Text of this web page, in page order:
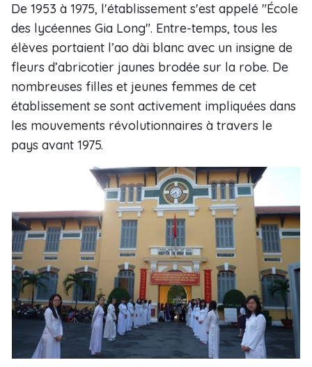
De 1953 à 1975, l'établissement s'est appelé "École
des lycéennes Gia Long". Entre-temps, tous les
élèves portaient l’ao dài blanc avec un insigne de
fleurs d’abricotier jaunes brodée sur la robe. De
nombreuses filles et jeunes femmes de cet
établissement se sont activement impliquées dans
les mouvements révolutionnaires à travers le
pays avant 1975.